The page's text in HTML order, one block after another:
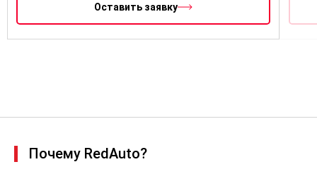
Оставить заявку
Почему RedAuto?